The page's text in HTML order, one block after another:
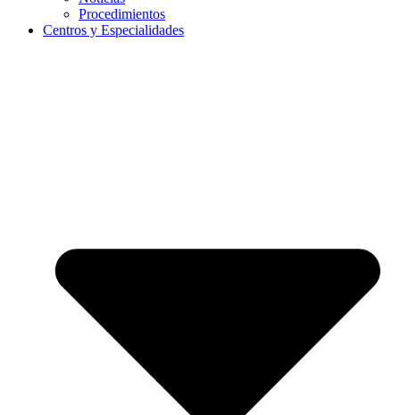
Procedimientos
Centros y Especialidades